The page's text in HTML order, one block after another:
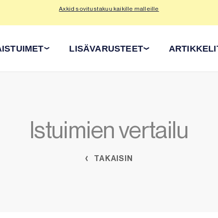
Axkid sovitustakuu kaikille malleille
LISÄVARUSTEET
Istuimien vertailu
TAKAISIN